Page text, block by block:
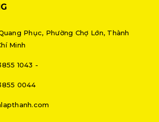
Phục, Phường Chợ Lớn, Thành
Minh
1043 -
0044